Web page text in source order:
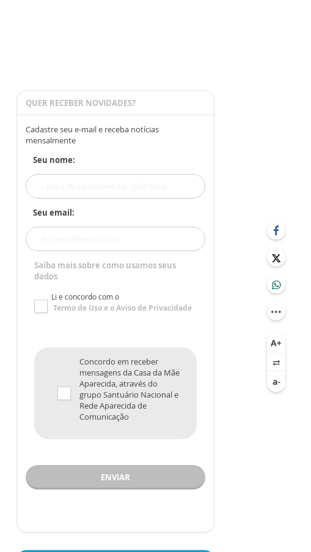
QUER RECEBER NOVIDADES?
Cadastre seu e-mail e receba notícias
mensalmente
Seu nome:
Seu email:
Saiba mais sobre como usamos seus
dados
Li e concordo com o
Termo de Usoe oAviso de Privacidade
Concordo em receber
mensagens da Casa da Mãe
Aparecida, através do
grupo Santuário Nacional e
Rede Aparecida de
Comunicação
ENVIAR